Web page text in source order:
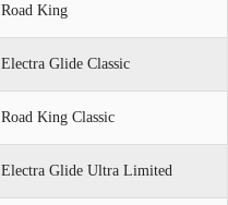
Road King
Electra Glide Classic
Road King Classic
Electra Glide Ultra Limited